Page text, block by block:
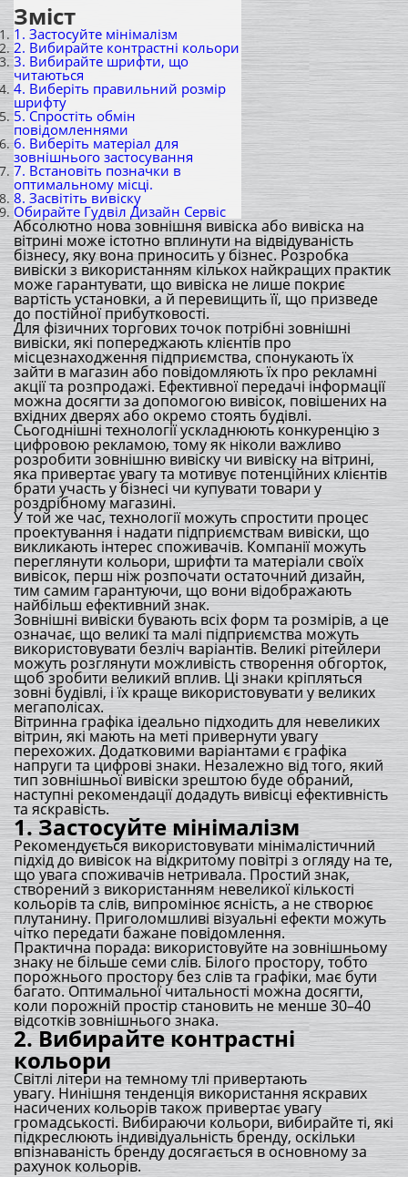
Зміст
1. Застосуйте мінімалізм
2. Вибирайте контрастні кольори
3. Вибирайте шрифти, що
читаються
4. Виберіть правильний розмір
шрифту
5. Спростіть обмін
повідомленнями
6. Виберіть матеріал для
зовнішнього застосування
7. Встановіть позначки в
оптимальному місці.
8. Засвітіть вивіску
Обирайте Гудвіл Дизайн Сервіс
Абсолютно нова зовнішня вивіска або вивіска на
вітрині може істотно вплинути на відвідуваність
бізнесу, яку вона приносить у бізнес. Розробка
вивіски з використанням кількох найкращих практик
може гарантувати, що вивіска не лише покриє
вартість установки, а й перевищить її, що призведе
до постійної прибутковості.
Для фізичних торгових точок потрібні зовнішні
вивіски, які попереджають клієнтів про
місцезнаходження підприємства, спонукають їх
зайти в магазин або повідомляють їх про рекламні
акції та розпродажі. Ефективної передачі інформації
можна досягти за допомогою вивісок, повішених на
вхідних дверях або окремо стоять будівлі.
Сьогоднішні технології ускладнюють конкуренцію з
цифровою рекламою, тому як ніколи важливо
розробити зовнішню вивіску чи вивіску на вітрині,
яка привертає увагу та мотивує потенційних клієнтів
брати участь у бізнесі чи купувати товари у
роздрібному магазині.
У той же час, технології можуть спростити процес
проектування і надати підприємствам вивіски, що
викликають інтерес споживачів. Компанії можуть
переглянути кольори, шрифти та матеріали своїх
вивісок, перш ніж розпочати остаточний дизайн,
тим самим гарантуючи, що вони відображають
найбільш ефективний знак.
Зовнішні вивіски бувають всіх форм та розмірів, а це
означає, що великі та малі підприємства можуть
використовувати безліч варіантів. Великі рітейлери
можуть розглянути можливість створення обгорток,
щоб зробити великий вплив. Ці знаки кріпляться
зовні будівлі, і їх краще використовувати у великих
мегаполісах.
Вітринна графіка ідеально підходить для невеликих
вітрин, які мають на меті привернути увагу
перехожих. Додатковими варіантами є графіка
напруги та цифрові знаки. Незалежно від того, який
тип зовнішньої вивіски зрештою буде обраний,
наступні рекомендації додадуть вивісці ефективність
та яскравість.
1. Застосуйте мінімалізм
Рекомендується використовувати мінімалістичний
підхід до вивісок на відкритому повітрі з огляду на те,
що увага споживачів нетривала. Простий знак,
створений з використанням невеликої кількості
кольорів та слів, випромінює ясність, а не створює
плутанину. Приголомшливі візуальні ефекти можуть
чітко передати бажане повідомлення.
Практична порада: використовуйте на зовнішньому
знаку не більше семи слів. Білого простору, тобто
порожнього простору без слів та графіки, має бути
багато. Оптимальної читальності можна досягти,
коли порожній простір становить не менше 30–40
відсотків зовнішнього знака.
2. Вибирайте контрастні
кольори
Світлі літери на темному тлі привертають
увагу. Нинішня тенденція використання яскравих
насичених кольорів також привертає увагу
громадськості. Вибираючи кольори, вибирайте ті, які
підкреслюють індивідуальність бренду, оскільки
впізнаваність бренду досягається в основному за
рахунок кольорів.